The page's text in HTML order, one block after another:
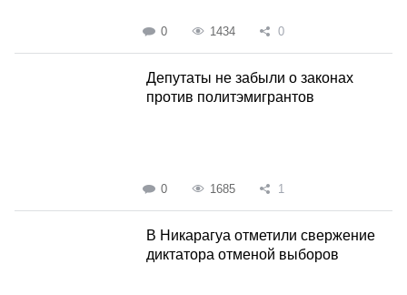
0 1434 0
Депутаты не забыли о законах
против политэмигрантов
0 1685 1
В Никарагуа отметили свержение
диктатора отменой выборов